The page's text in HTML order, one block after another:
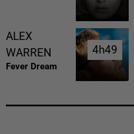
ALEX
WARREN
Fever Dream
4h49
4h49